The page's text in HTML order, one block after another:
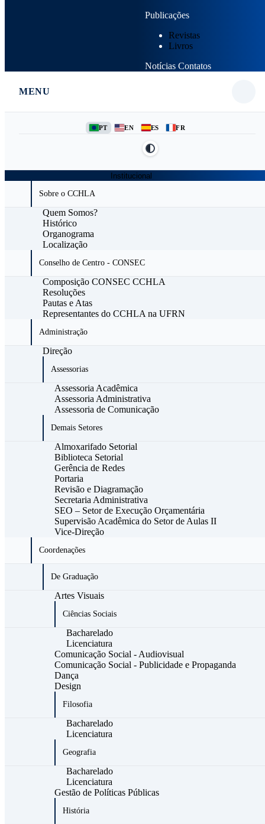
Publicações
Revistas
Livros
Notícias Contatos
MENU
PT EN ES FR
Institucional
Sobre o CCHLA
Quem Somos?
Histórico
Organograma
Localização
Conselho de Centro - CONSEC
Composição CONSEC CCHLA
Resoluções
Pautas e Atas
Representantes do CCHLA na UFRN
Administração
Direção
Assessorias
Assessoria Acadêmica
Assessoria Administrativa
Assessoria de Comunicação
Demais Setores
Almoxarifado Setorial
Biblioteca Setorial
Gerência de Redes
Portaria
Revisão e Diagramação
Secretaria Administrativa
SEO – Setor de Execução Orçamentária
Supervisão Acadêmica do Setor de Aulas II
Vice-Direção
Coordenações
De Graduação
Artes Visuais
Ciências Sociais
Bacharelado
Licenciatura
Comunicação Social - Audiovisual
Comunicação Social - Publicidade e Propaganda
Dança
Design
Filosofia
Bacharelado
Licenciatura
Geografia
Bacharelado
Licenciatura
Gestão de Políticas Públicas
História